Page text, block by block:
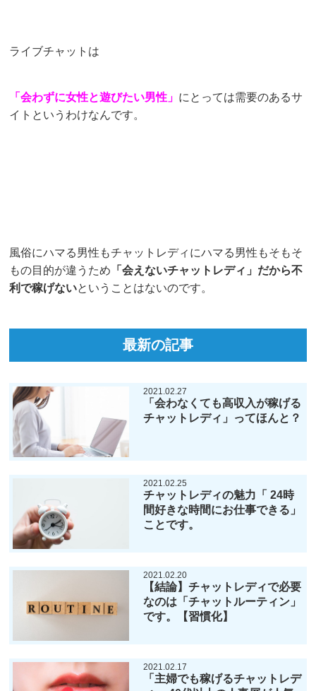
ライブチャットは
「会わずに女性と遊びたい男性」 にとっては需要のあるサ
イトというわけなんです。
風俗にハマる男性もチャットレディにハマる男性もそもそ
もの目的が違うため 「会えないチャットレディ」だから不
利で稼げないということはないのです。
最新の記事
2021.02.27
「会わなくても高収入が稼げる
チャットレディ」ってほんと？
2021.02.25
チャットレディの魅力「 24時
間好きな時間にお仕事できる」
ことです。
2021.02.20
【結論】チャットレディで必要
なのは「チャットルーティン」
です。【習慣化】
2021.02.17
「主婦でも稼げるチャットレデ